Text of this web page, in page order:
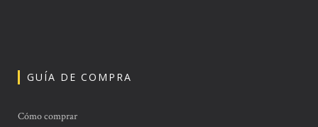
GUÍA DE COMPRA
Cómo comprar